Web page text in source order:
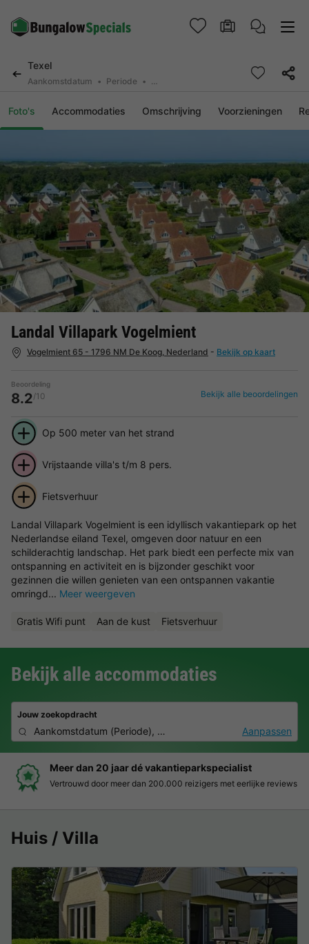
Texel
Aankomstdatum Periode 2 deelnemers, 0 huisdier
Foto's Accommodaties Omschrijving Voorzieningen
Landal Villapark Vogelmient
Vogelmient 65 - 1796 NM De Koog, Nederland - Bekijk op kaart
Beoordeling
8.2/10 Bekijk alle beoordelingen
Op 500 meter van het strand
Vrijstaande villa's t/m 8 pers.
Fietsverhuur
Landal Villapark Vogelmient is een idyllisch vakantiepark op het
Nederlandse eiland Texel, omgeven door natuur en een
schilderachtig landschap. Het park biedt een perfecte mix van
ontspanning en activiteit en is bijzonder geschikt voor
gezinnen die willen genieten van een ontspannen vakantie
omringd... Meer weergeven
Gratis Wifi punt Aan de kust Fietsverhuur
Bekijk alle accommodaties
Jouw zoekopdracht
Aankomstdatum (Periode), 2 deelnemers, 0 huisdierAanpassen
Meer dan 20 jaar dé vakantieparkspecialist
Vertrouwd door meer dan 200.000 reizigers met eerlijke reviews
Huis / Villa